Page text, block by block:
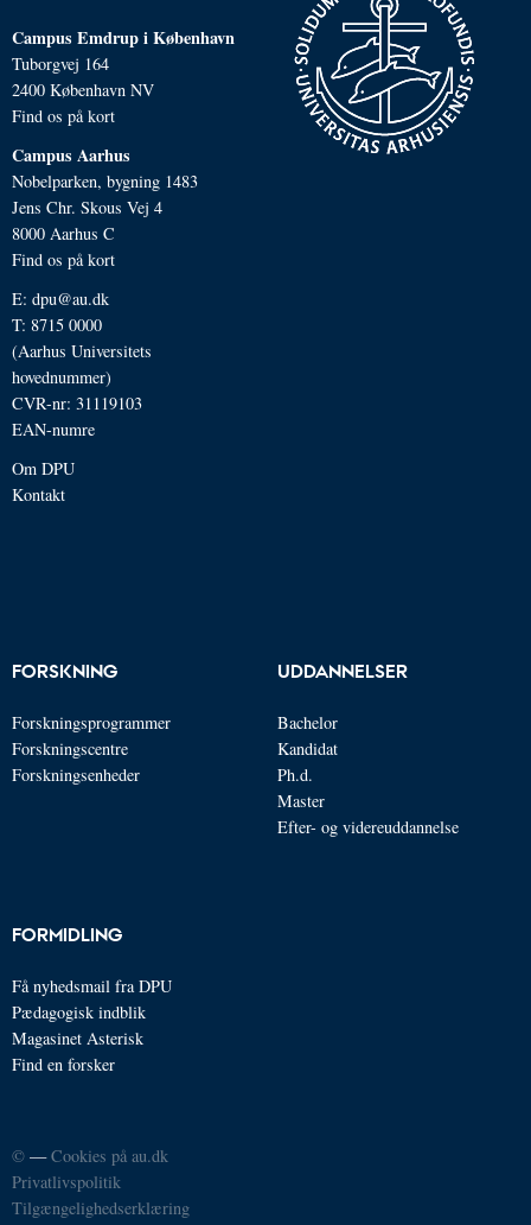
Campus Emdrup i København
Tuborgvej 164
2400 København NV
Find os på kort
Campus Aarhus
Nobelparken, bygning 1483
Jens Chr. Skous Vej 4
8000 Aarhus C
Find os på kort
E: dpu@au.dk
T: 8715 0000
(Aarhus Universitets
hovednummer)
CVR-nr: 31119103
EAN-numre
Om DPU
Kontakt
FORSKNING
Forskningsprogrammer
Forskningscentre
Forskningsenheder
UDDANNELSER
Bachelor
Kandidat
Ph.d.
Master
Efter- og videreuddannelse
FORMIDLING
Få nyhedsmail fra DPU
Pædagogisk indblik
Magasinet Asterisk
Find en forsker
© —Cookies på au.dk
Privatlivspolitik
Tilgængelighedserklæring